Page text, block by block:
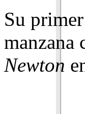
Su
manzana
Newton